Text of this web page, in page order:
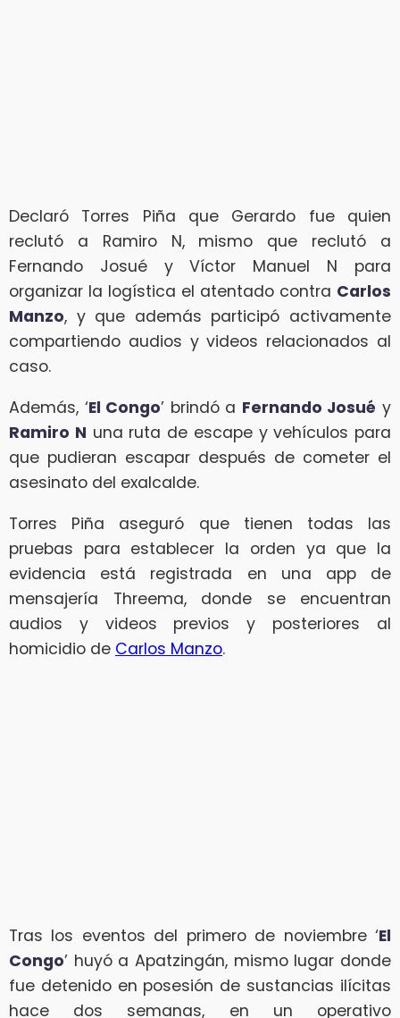
Declaró Torres Piña que Gerardo fue quien
reclutó a Ramiro N, mismo que reclutó a
Fernando Josué y Víctor Manuel N para
organizar la logística el atentado contra Carlos
Manzo, y que además participó activamente
compartiendo audios y videos relacionados al
caso.
Además, ‘El Congo’ brindó a Fernando Josué y
Ramiro N una ruta de escape y vehículos para
que pudieran escapar después de cometer el
asesinato del exalcalde.
Torres Piña aseguró que tienen todas las
pruebas para establecer la orden ya que la
evidencia está registrada en una app de
mensajería Threema, donde se encuentran
audios y videos previos y posteriores al
homicidio de Carlos Manzo.
Tras los eventos del primero de noviembre ‘El
Congo’ huyó a Apatzingán, mismo lugar donde
fue detenido en posesión de sustancias ilícitas
hace dos semanas, en un operativo